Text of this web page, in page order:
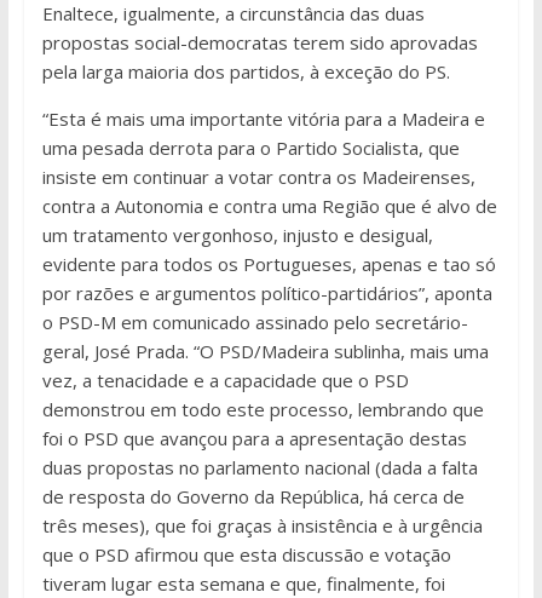
Enaltece, igualmente, a circunstância das duas
propostas social-democratas terem sido aprovadas
pela larga maioria dos partidos, à exceção do PS.
“Esta é mais uma importante vitória para a Madeira e
uma pesada derrota para o Partido Socialista, que
insiste em continuar a votar contra os Madeirenses,
contra a Autonomia e contra uma Região que é alvo de
um tratamento vergonhoso, injusto e desigual,
evidente para todos os Portugueses, apenas e tao só
por razões e argumentos político-partidários”, aponta
o PSD-M em comunicado assinado pelo secretário-
geral, José Prada. “O PSD/Madeira sublinha, mais uma
vez, a tenacidade e a capacidade que o PSD
demonstrou em todo este processo, lembrando que
foi o PSD que avançou para a apresentação destas
duas propostas no parlamento nacional (dada a falta
de resposta do Governo da República, há cerca de
três meses), que foi graças à insistência e à urgência
que o PSD afirmou que esta discussão e votação
tiveram lugar esta semana e que, finalmente, foi